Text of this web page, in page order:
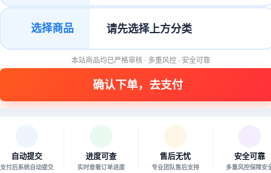
选择商品
本站商品均已严格审核 · 多重风控 · 安全可靠
自动提交
支付后系统自动提交
进度可查
实时查看订单进度
售后无忧
专业团队售后支持
安全可靠
多重风控保障安